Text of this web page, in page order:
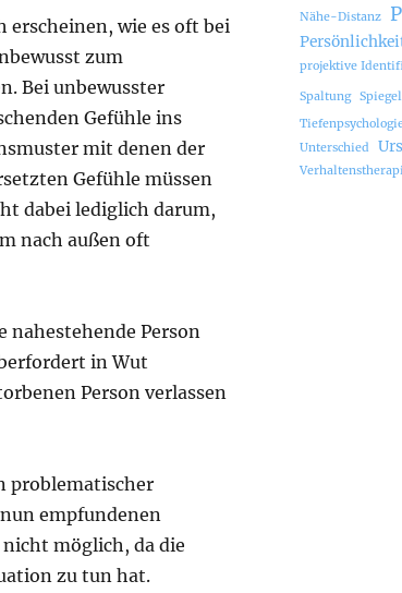
wie es oft bei
zum
Bei unbewusster
Gefühle ins
mit denen der
Gefühle müssen
dabei lediglich darum,
nach außen oft
nahestehende Person
in Wut
Person verlassen
problematischer
empfundenen
möglich, da die
zu tun hat.
Nähe-Distanz
projektive
Spaltung
Unterschied